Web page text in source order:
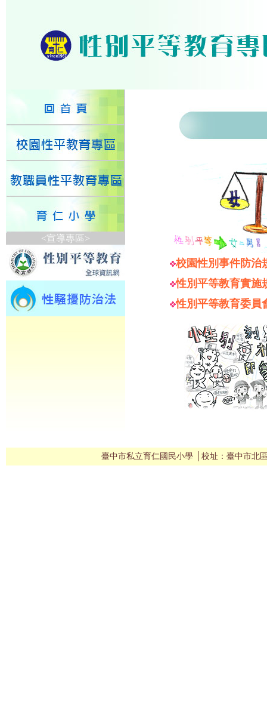
<宣導專區>
校園性別事件防治
性別平等教育實施
性別平等教育委員
臺中市私立育仁國民小學 │校址：臺中市北